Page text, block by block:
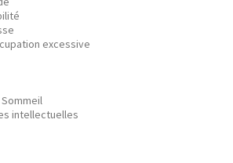
excessive
intellectuelles